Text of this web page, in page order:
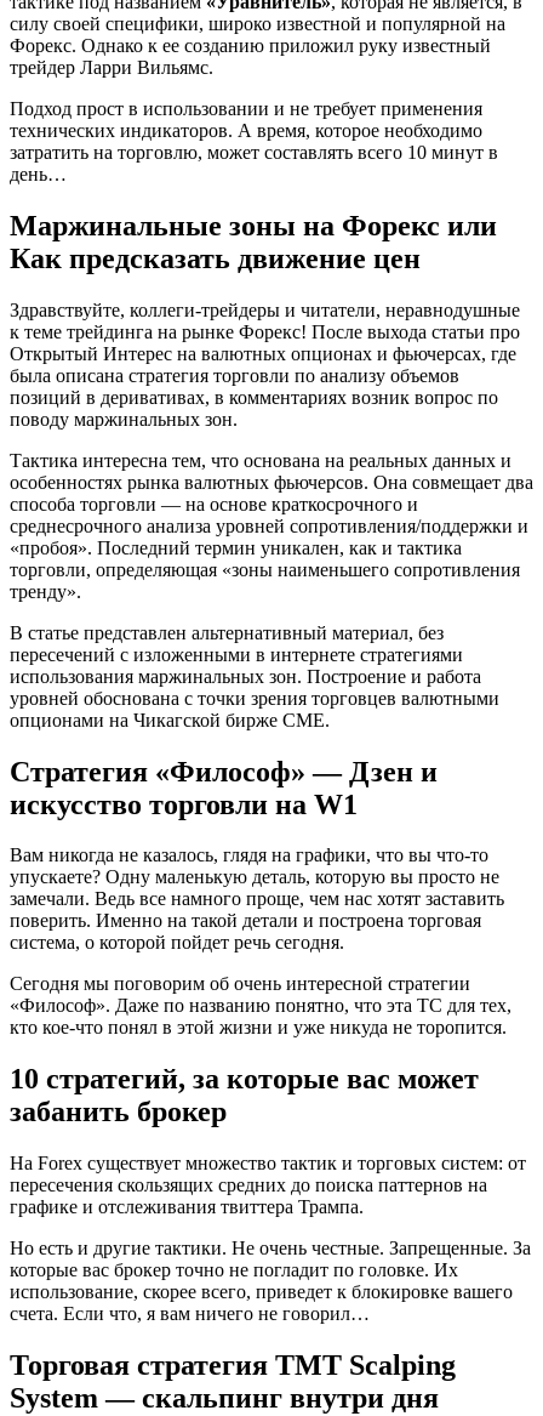
силу своей специфики, широко известной и популярной на
Форекс. Однако к ее созданию приложил руку известный
трейдер Ларри Вильямс.
Подход прост в использовании и не требует применения
технических индикаторов. А время, которое необходимо
затратить на торговлю, может составлять всего 10 минут в
день…
Маржинальные зоны на Форекс или
Как предсказать движение цен
Здравствуйте, коллеги-трейдеры и читатели, неравнодушные
к теме трейдинга на рынке Форекс! После выхода статьи про
Открытый Интерес на валютных опционах и фьючерсах, где
была описана стратегия торговли по анализу объемов
позиций в деривативах, в комментариях возник вопрос по
поводу маржинальных зон.
Тактика интересна тем, что основана на реальных данных и
особенностях рынка валютных фьючерсов. Она совмещает два
способа торговли — на основе краткосрочного и
среднесрочного анализа уровней сопротивления/поддержки и
«пробоя». Последний термин уникален, как и тактика
торговли, определяющая «зоны наименьшего сопротивления
тренду».
В статье представлен альтернативный материал, без
пересечений с изложенными в интернете стратегиями
использования маржинальных зон. Построение и работа
уровней обоснована с точки зрения торговцев валютными
опционами на Чикагской бирже CME.
Стратегия «Философ» — Дзен и
искусство торговли на W1
Вам никогда не казалось, глядя на графики, что вы что-то
упускаете? Одну маленькую деталь, которую вы просто не
замечали. Ведь все намного проще, чем нас хотят заставить
поверить. Именно на такой детали и построена торговая
система, о которой пойдет речь сегодня.
Сегодня мы поговорим об очень интересной стратегии
«Философ». Даже по названию понятно, что эта ТС для тех,
кто кое-что понял в этой жизни и уже никуда не торопится.
10 стратегий, за которые вас может
забанить брокер
На Forex существует множество тактик и торговых систем: от
пересечения скользящих средних до поиска паттернов на
графике и отслеживания твиттера Трампа.
Но есть и другие тактики. Не очень честные. Запрещенные. За
которые вас брокер точно не погладит по головке. Их
использование, скорее всего, приведет к блокировке вашего
счета. Если что, я вам ничего не говорил…
Торговая стратегия TMT Scalping
System — скальпинг внутри дня